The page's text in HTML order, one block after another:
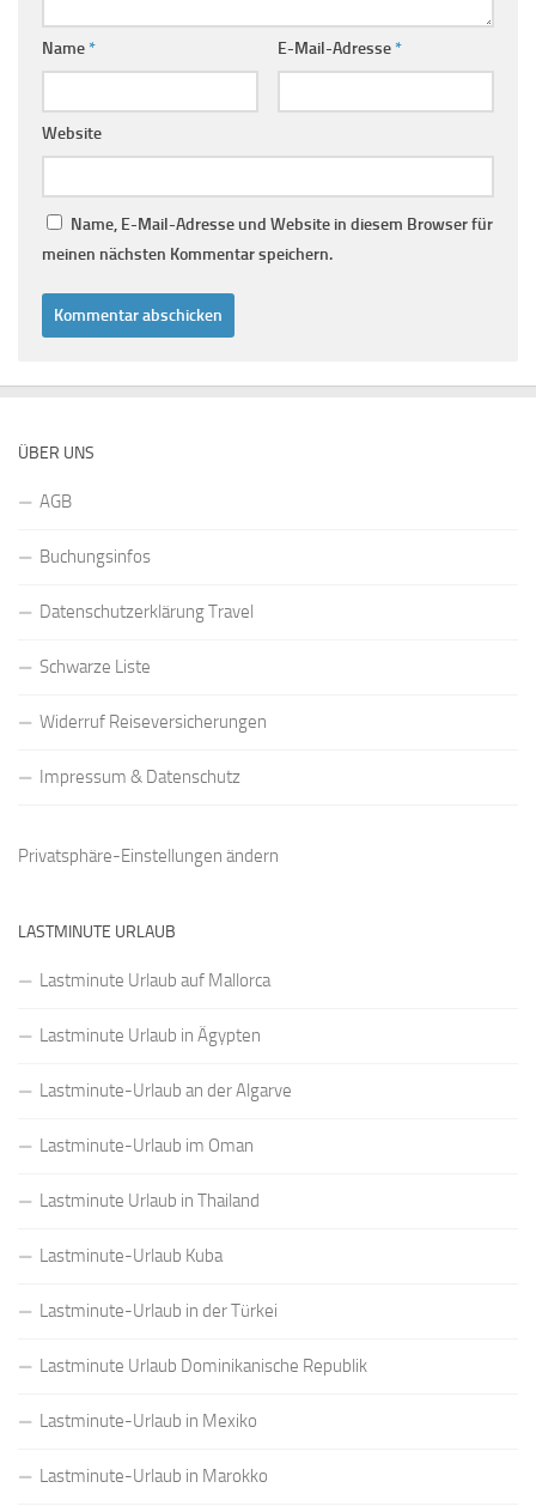
Name* E-Mail-Adresse*
Website
Name, E-Mail-Adresse und Website in diesem Browser für
meinen nächsten Kommentar speichern.
ÜBER UNS
AGB
Buchungsinfos
Datenschutzerklärung Travel
Schwarze Liste
Widerruf Reiseversicherungen
Impressum & Datenschutz
Privatsphäre-Einstellungen ändern
LASTMINUTE URLAUB
Lastminute Urlaub auf Mallorca
Lastminute Urlaub in Ägypten
Lastminute-Urlaub an der Algarve
Lastminute-Urlaub im Oman
Lastminute Urlaub in Thailand
Lastminute-Urlaub Kuba
Lastminute-Urlaub in der Türkei
Lastminute Urlaub Dominikanische Republik
Lastminute-Urlaub in Mexiko
Lastminute-Urlaub in Marokko